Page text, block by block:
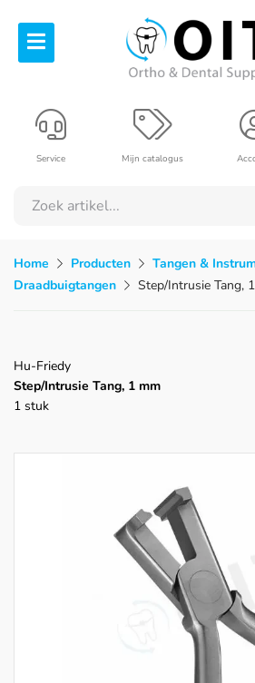
Mijn catalogus
Service
Home Producten
Tangen &
Draadbuigtangen
Step/Intrusie Tang,
Hu-Friedy
Step/Intrusie Tang, 1 mm
1 stuk